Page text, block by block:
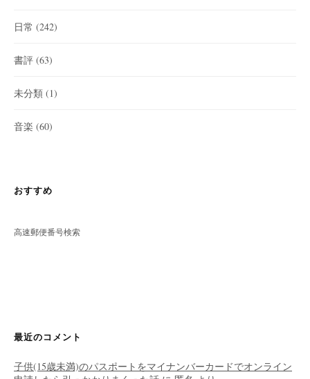
日常 (242)
書評 (63)
未分類 (1)
音楽 (60)
おすすめ
高速郵便番号検索
最近のコメント
子供(15歳未満)のパスポートをマイナンバーカードでオンライン